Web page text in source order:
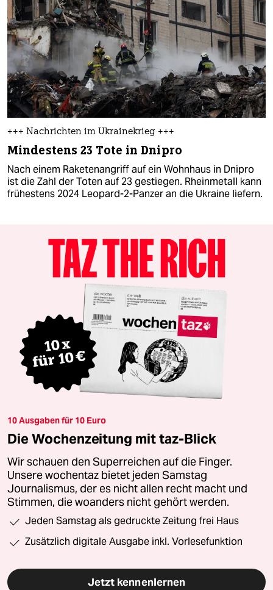
+++ Nachrichten im Ukrainekrieg +++
Mindestens 23 Tote in Dnipro
Nach einem Raketenangriff auf ein Wohnhaus in Dnipro
ist die Zahl der Toten auf 23 gestiegen. Rheinmetall kann
frühestens 2024 Leopard-2-Panzer an die Ukraine liefern.
10 Ausgaben für 10 Euro
Die Wochenzeitung mit taz-Blick
Wir schauen den Superreichen auf die Finger.
Unsere wochentaz bietet jeden Samstag
Journalismus, der es nicht allen recht macht und
Stimmen, die woanders nicht gehört werden.
Jeden Samstag als gedruckte Zeitung frei Haus
Zusätzlich digitale Ausgabe inkl. Vorlesefunktion
Jetzt kennenlernen